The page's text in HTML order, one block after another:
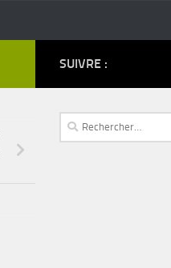
SUIVRE :
Rechercher :